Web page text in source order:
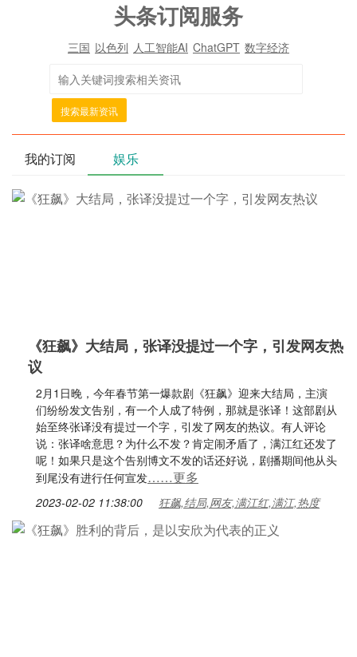
头条订阅服务
三国 以色列 人工智能AI ChatGPT 数字经济
搜索最新资讯
我的订阅 娱乐
《狂飙》大结局，张译没提过一个字，引发网友热
议
2月1日晚，今年春节第一爆款剧《狂飙》迎来大结局，主演
们纷纷发文告别，有一个人成了特例，那就是张译！这部剧从
始至终张译没有提过一个字，引发了网友的热议。有人评论
说：张译啥意思？为什么不发？肯定闹矛盾了，满江红还发了
呢！如果只是这个告别博文不发的话还好说，剧播期间他从头
到尾没有进行任何宣发……更多
2023-02-02 11:38:00 狂飙,结局,网友,满江红,满江,热度